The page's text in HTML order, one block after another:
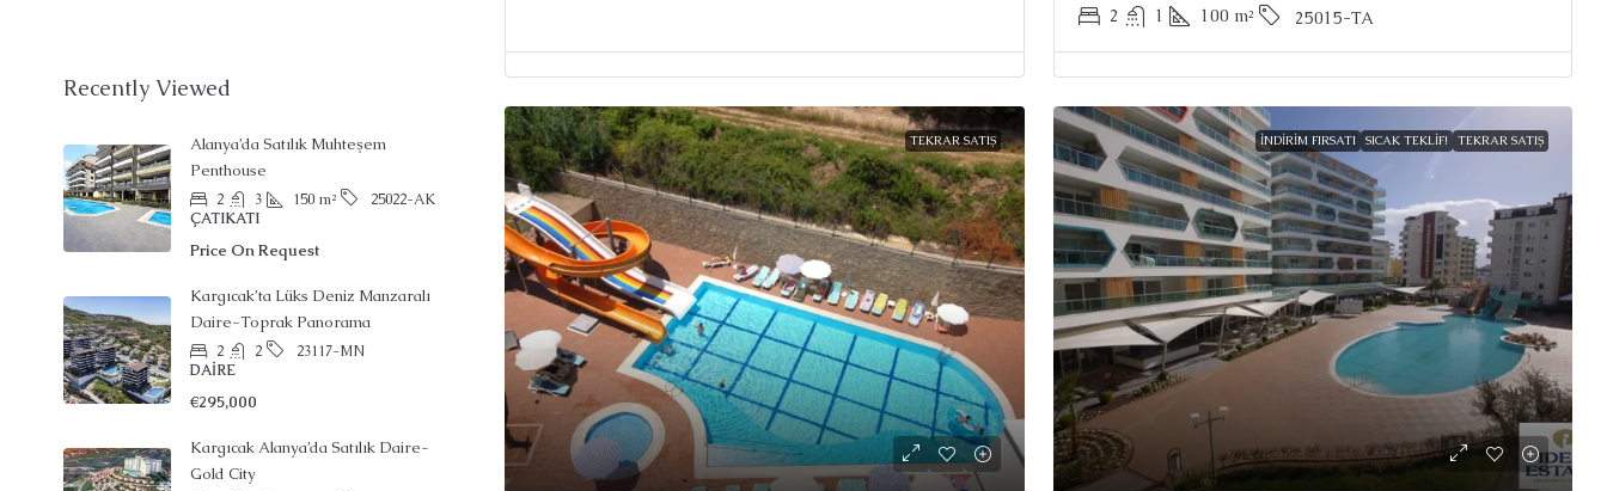
2 1 100 m² 25015-TA
TEKRAR SATIŞ İNDIRIM FIRSATI SICAK TEKLIF! TEKRAR SATIŞ
Recently Viewed
Alanya’da Satılık Muhteşem
Penthouse
2 3 150 m²
25022-AK
ÇATIKATI
Price On Request
Kargıcak’ta Lüks Deniz Manzaralı
Daire-Toprak Panorama
2 2
23117-MN
DAIRE
€295,000
Kargıcak Alanya’da Satılık Daire-
Gold City